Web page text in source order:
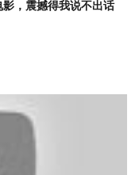
，震撼得我说不出话